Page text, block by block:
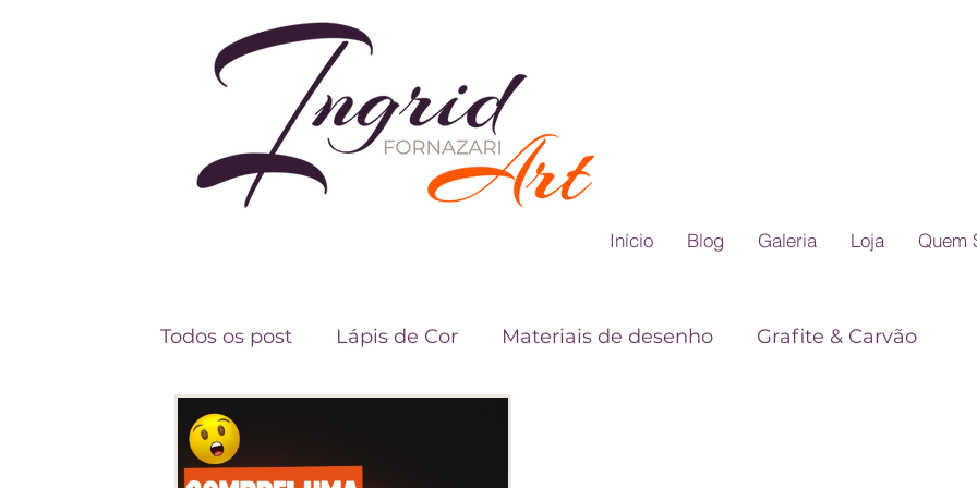
Início Blog Galeria Loja Quem
Todos os post Lápis de Cor Materiais de desenho Grafite & Carvão
Fundamentos do Desenho